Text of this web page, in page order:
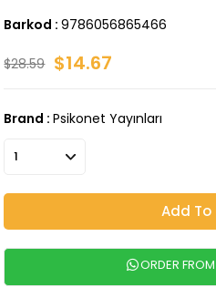
Barkod : 9786056865466
$28.59 $14.67
Brand : Psikonet Yayınları